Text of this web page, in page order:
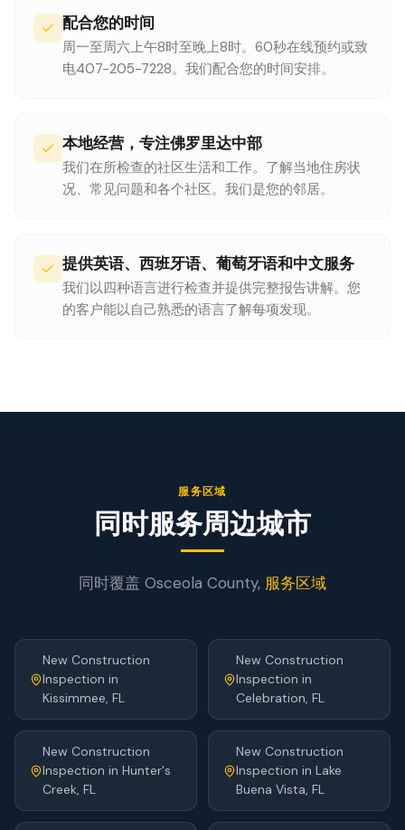
配合您的时间
周一至周六上午8时至晚上8时。60秒在线预约或致
电407-205-7228。我们配合您的时间安排。
本地经营，专注佛罗里达中部
我们在所检查的社区生活和工作。了解当地住房状
况、常见问题和各个社区。我们是您的邻居。
提供英语、西班牙语、葡萄牙语和中文服务
我们以四种语言进行检查并提供完整报告讲解。您
的客户能以自己熟悉的语言了解每项发现。
服务区域
同时服务周边城市
同时覆盖 Osceola County, 服务区域
New Construction
Inspection in
Kissimmee, FL
New Construction
Inspection in
Celebration, FL
New Construction
Inspection in Hunter's
Creek, FL
New Construction
Inspection in Lake
Buena Vista, FL